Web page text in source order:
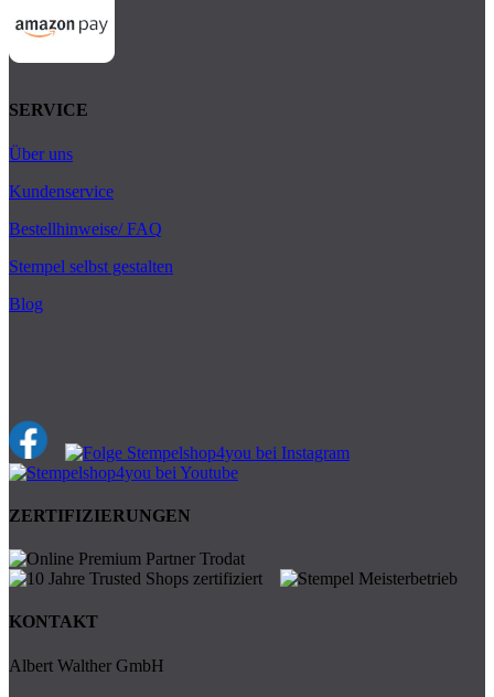
SERVICE
Über uns
Kundenservice
Bestellhinweise/ FAQ
Stempel selbst gestalten
Blog
ZERTIFIZIERUNGEN
KONTAKT
Albert Walther GmbH